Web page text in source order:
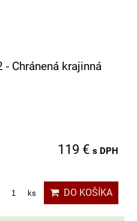
Chránená krajinná
119 € s DPH
ks DO KOŠÍKA